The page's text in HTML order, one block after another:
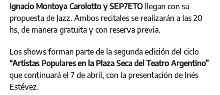
Ignacio Montoya Carolotto y SEP7ETO llegan con su
propuesta de Jazz. Ambos recitales se realizarán a las 20
hs, de manera gratuita y con reserva previa.
Los shows forman parte de la segunda edición del ciclo
“Artistas Populares en la Plaza Seca del Teatro Argentino”
que continuará el 7 de abril, con la presentación de Inés
Estévez.